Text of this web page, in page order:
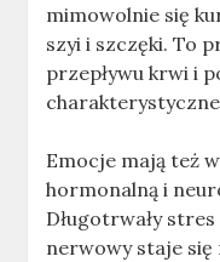
mimowolnie się
szyi i szczęki. To
przepływu krwi i
Emocje mają też
hormonalną i
Długotrwały
nerwowy staje